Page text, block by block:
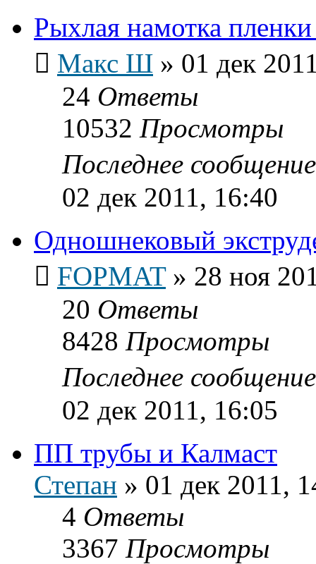
Рыхлая намотка
Макс Ш » 01 дек
24 Ответы
10532 Просмотры
Последнее
02 дек 2011, 16:40
Одношнековый
FOPMAT» 28 ноя
20 Ответы
8428 Просмотры
Последнее
02 дек 2011, 16:05
ПП трубы и Калмаст
Степан » 01 дек 2011,
4 Ответы
3367 Просмотры